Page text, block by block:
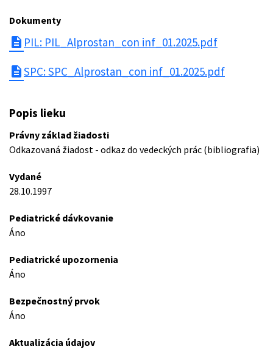
Dokumenty
description PIL: PIL_Alprostan_con inf_01.2025.pdf
descriptionSPC: SPC_Alprostan_con inf_01.2025.pdf
Popis lieku
Právny základ žiadosti
Odkazovaná žiadost - odkaz do vedeckých prác (bibliografia)
Vydané
28.10.1997
Pediatrické dávkovanie
Áno
Pediatrické upozornenia
Áno
Bezpečnostný prvok
Áno
Aktualizácia údajov